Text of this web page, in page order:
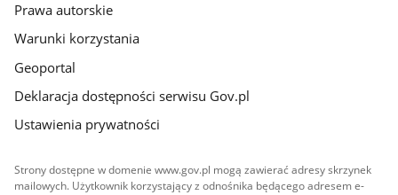
Prawa autorskie
Warunki korzystania
Geoportal
Deklaracja dostępności serwisu Gov.pl
Ustawienia prywatności
Strony dostępne w domenie www.gov.pl mogą zawierać adresy skrzynek
mailowych. Użytkownik korzystający z odnośnika będącego adresem e-